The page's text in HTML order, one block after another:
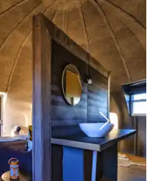
Next